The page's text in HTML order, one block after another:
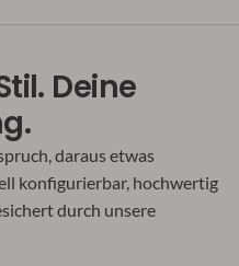
Deine
daraus etwas
konfigurierbar, hochwertig
durch unsere